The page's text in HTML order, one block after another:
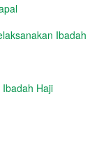
Ibadah
Haji